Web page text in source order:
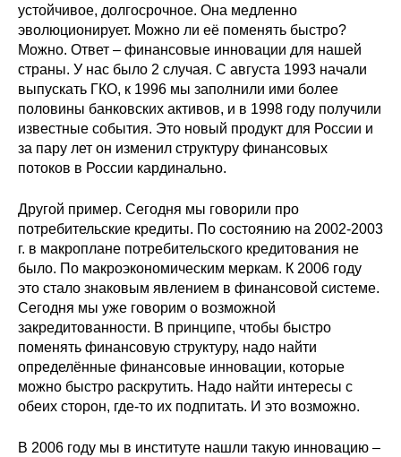
устойчивое, долгосрочное. Она медленно
эволюционирует. Можно ли её поменять быстро?
Можно. Ответ – финансовые инновации для нашей
страны. У нас было 2 случая. С августа 1993 начали
выпускать ГКО, к 1996 мы заполнили ими более
половины банковских активов, и в 1998 году получили
известные события. Это новый продукт для России и
за пару лет он изменил структуру финансовых
потоков в России кардинально.
Другой пример. Сегодня мы говорили про
потребительские кредиты. По состоянию на 2002-2003
г. в макроплане потребительского кредитования не
было. По макроэкономическим меркам. К 2006 году
это стало знаковым явлением в финансовой системе.
Сегодня мы уже говорим о возможной
закредитованности. В принципе, чтобы быстро
поменять финансовую структуру, надо найти
определённые финансовые инновации, которые
можно быстро раскрутить. Надо найти интересы с
обеих сторон, где-то их подпитать. И это возможно.
В 2006 году мы в институте нашли такую инновацию –